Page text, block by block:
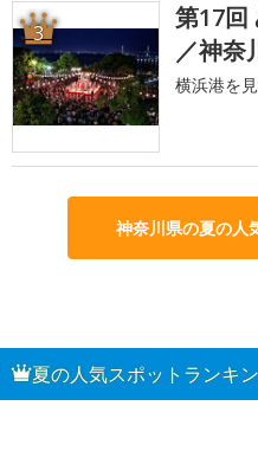
3
第17回
／神奈
横浜港を
神奈川県の夏の人
夏の人気スポットランキ